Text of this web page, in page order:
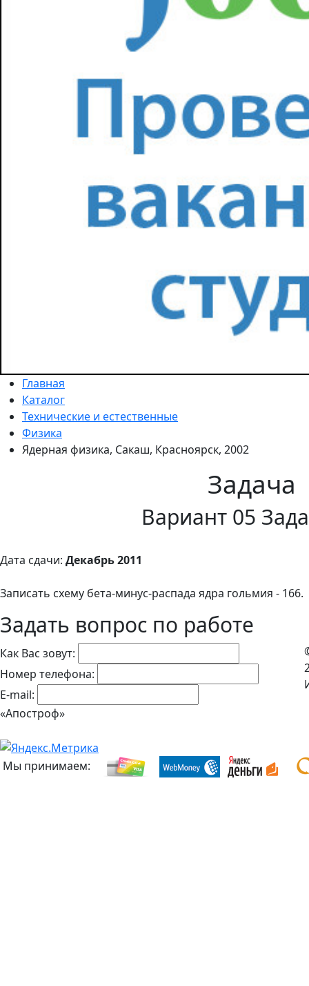
Главная
Каталог
Технические и естественные
Физика
Ядерная физика, Сакаш, Красноярск, 2002
Задача
Вариант 05
Дата сдачи: Декабрь 2011
Записать схему бета-минус-распада ядра гольмия - 166.
Задать вопрос по работе
Как Вас зовут:
Номер телефона:
E-mail:
«Апостроф»
Мы принимаем: